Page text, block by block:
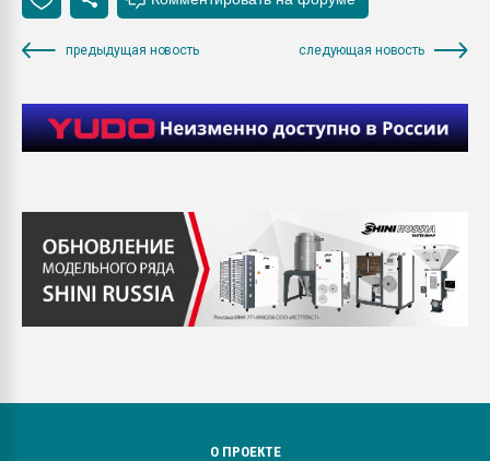
предыдущая новость следующая новость
О ПРОЕКТЕ